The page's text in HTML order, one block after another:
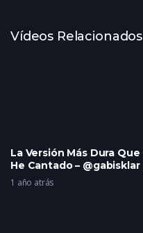
Vídeos Relacionados
La Versión Más Dura Que
He Cantado – @gabisklar
1 año atrás